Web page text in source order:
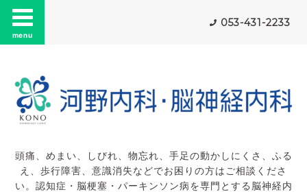
menu
053-431-2233
頭痛、めまい、しびれ、物忘れ、手足の動かしにくさ、ふる
え、歩行障害、意識消失などでお困りの方はご相談くださ
い。認知症・脳梗塞・パーキンソン病を専門とする脳神経内